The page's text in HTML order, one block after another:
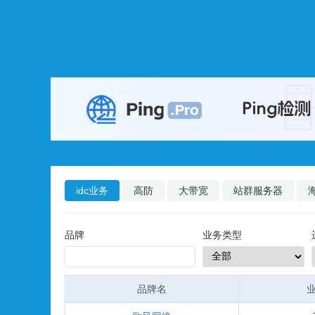
idc业务 高防 大带宽 站群服务器
品牌 业务类型
品牌名